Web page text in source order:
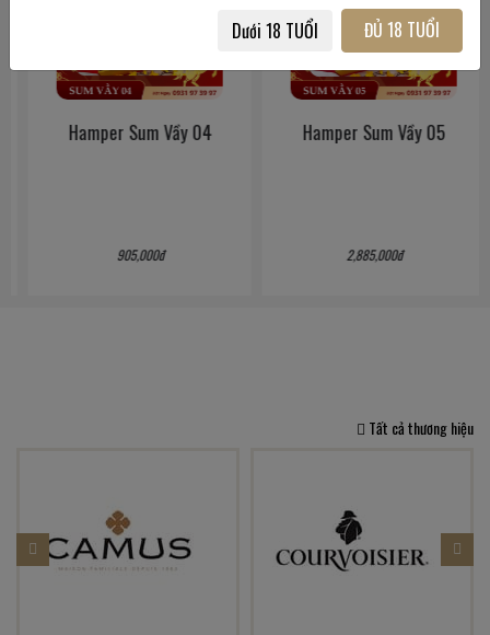
Hamper Sum Vầy 04
905,000đ
Hamper Sum Vầy 05
2,885,000đ
Tất cả thương hiệu
Dưới 18 TUỔI ĐỦ 18 TUỔI